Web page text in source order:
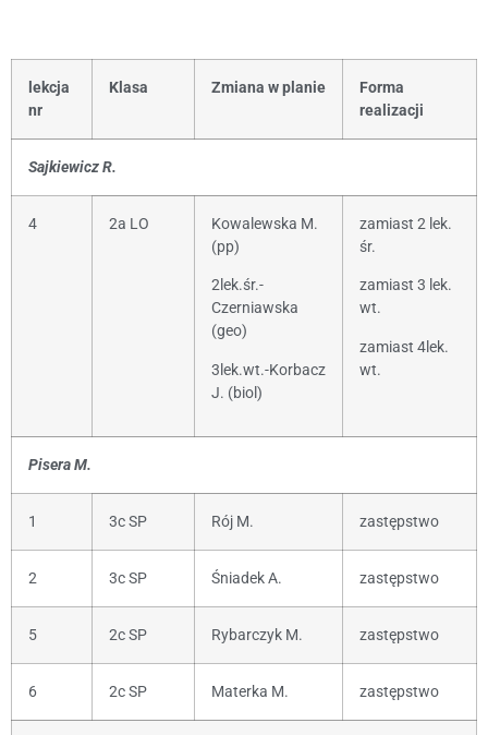
lekcja
nr
Klasa Zmiana w planie
Forma
realizacji
Sajkiewicz R.
4 2a LO
Kowalewska M.
(pp)
2lek.śr.-
Czerniawska
(geo)
3lek.wt.-Korbacz
J. (biol)
zamiast 2 lek.
śr.
zamiast 3 lek.
wt.
zamiast 4lek.
wt.
Pisera M.
1 3c SP Rój M. zastępstwo
2 3c SP Śniadek A. zastępstwo
5 2c SP Rybarczyk M. zastępstwo
6 2c SP Materka M. zastępstwo